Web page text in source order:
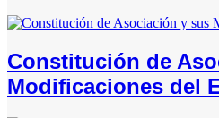
Constitución de
Modificaciones del